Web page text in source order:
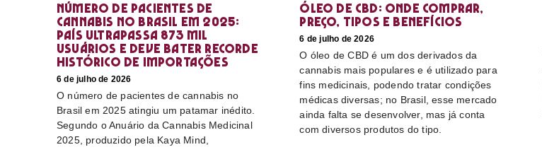
Número de pacientes de
cannabis no Brasil em 2025:
país ultrapassa 873 mil
usuários e deve bater recorde
histórico de importações
6 de julho de 2026
O número de pacientes de cannabis no
Brasil em 2025 atingiu um patamar inédito.
Segundo o Anuário da Cannabis Medicinal
2025, produzido pela Kaya Mind,
Óleo de CBD: Onde comprar,
preço, tipos e benefícios
6 de julho de 2026
O óleo de CBD é um dos derivados da
cannabis mais populares e é utilizado para
fins medicinais, podendo tratar condições
médicas diversas; no Brasil, esse mercado
ainda falta se desenvolver, mas já conta
com diversos produtos do tipo.